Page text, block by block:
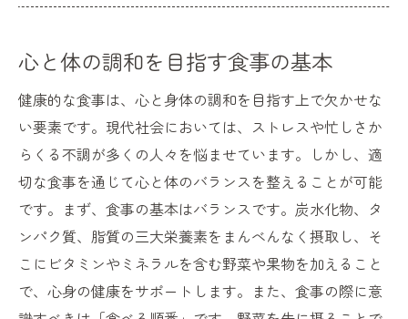
心と体の調和を目指す食事の基本
健康的な食事は、心と身体の調和を目指す上で欠かせな
い要素です。現代社会においては、ストレスや忙しさか
らくる不調が多くの人々を悩ませています。しかし、適
切な食事を通じて心と体のバランスを整えることが可能
です。まず、食事の基本はバランスです。炭水化物、タ
ンパク質、脂質の三大栄養素をまんべんなく摂取し、そ
こにビタミンやミネラルを含む野菜や果物を加えること
で、心身の健康をサポートします。また、食事の際に意